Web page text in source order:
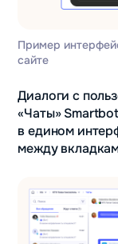
Пример
сайте
Диалоги с
«Чаты»
в едином
между